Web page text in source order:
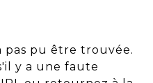
pas pu être trouvée.
y a une faute